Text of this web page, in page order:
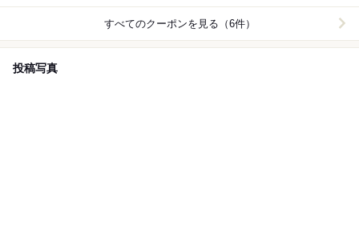
すべてのクーポンを見る（6件）
投稿写真